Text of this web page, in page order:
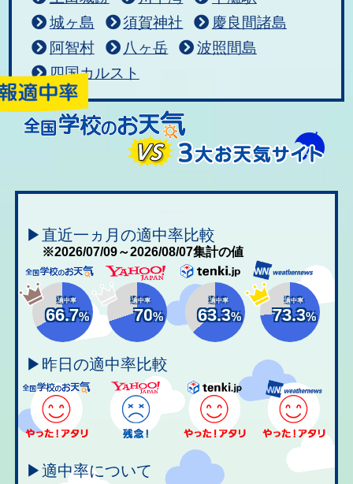
城ヶ島
須賀神社
慶良間諸島
阿智村
八ヶ岳
波照間島
四国カルスト
▶直近一ヵ月の適中率比較
※2026/07/09～2026/08/07集計の値
適中率
66.7%
適中率
70%
適中率
63.3%
適中率
73.3%
▶昨日の適中率比較
▶適中率について